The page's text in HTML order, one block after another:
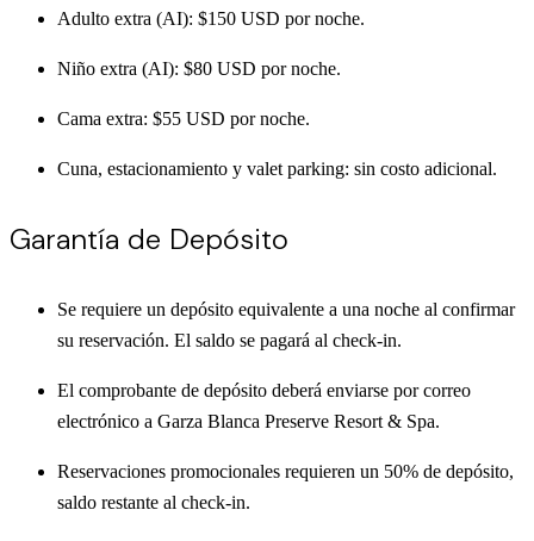
Adulto extra (AI): $150 USD por noche.
Niño extra (AI): $80 USD por noche.
Cama extra: $55 USD por noche.
Cuna, estacionamiento y valet parking: sin costo adicional.
Garantía de Depósito
Se requiere un depósito equivalente a una noche al confirmar
su reservación. El saldo se pagará al check-in.
El comprobante de depósito deberá enviarse por correo
electrónico a Garza Blanca Preserve Resort & Spa.
Reservaciones promocionales requieren un 50% de depósito,
saldo restante al check-in.